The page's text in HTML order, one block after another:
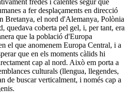
a fer desplaçaments en direcció
Bretanya, el nord d'Alemanya, Polònia
quedava coberta pel gel, i, per tant, era
que la població d'Europa
el que anomenem Europa Central, i a
que en els moments càlids hi
cap al nord. Això em porta a
culturals (llengua, llegendes,
de buscar verticalment, i només cap a